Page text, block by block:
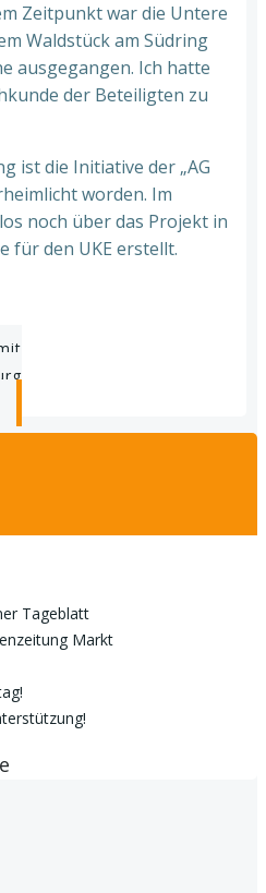
Zeitpunkt war die Untere
Waldstück am Südring
ausgegangen. Ich hatte
der Beteiligten zu
ist die Initiative der „AG
worden. Im
noch über das Projekt in
für den UKE erstellt.
Tageblatt
Markt